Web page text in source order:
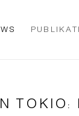
TOKIO: